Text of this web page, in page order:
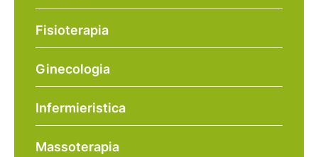
Fisioterapia
Ginecologia
Infermieristica
Massoterapia